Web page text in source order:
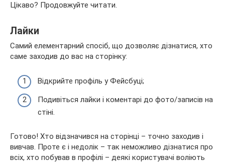
Цікаво? Продовжуйте читати.
Лайки
Самий елементарний спосіб, що дозволяє дізнатися, хто
саме заходив до вас на сторінку:
Відкрийте профіль у Фейсбуці;
Подивіться лайки і коментарі до фото/записів на
стіні.
Готово! Хто відзначився на сторінці – точно заходив і
вивчав. Проте є і недолік – так неможливо дізнатися про
всіх, хто побував в профілі – деякі користувачі воліють